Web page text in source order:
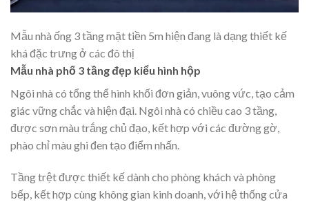
Mẫu nhà ống 3 tầng mặt tiền 5m hiện đang là dạng thiết kế
khá đặc trưng ở các đô thị
Mẫu nhà phố 3 tầng đẹp kiểu hình hộp
Ngôi nhà có tổng thể hình khối đơn giản, vuông vức, tạo cảm
giác vững chắc và hiện đại. Ngôi nhà có chiều cao 3 tầng,
được sơn màu trắng chủ đạo, kết hợp với các đường gờ,
phào chỉ màu ghi đen tạo điểm nhấn.
Tầng trệt được thiết kế dành cho phòng khách và phòng
bếp, kết hợp cùng không gian kinh doanh, với hệ thống cửa